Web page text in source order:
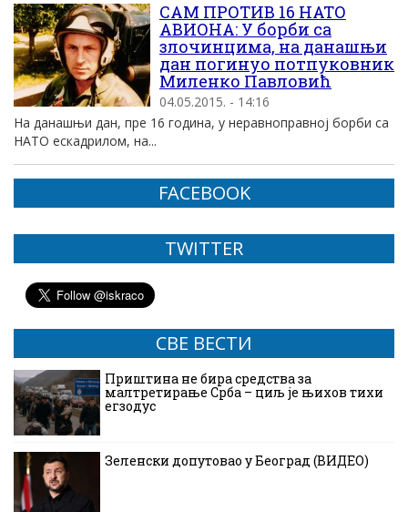
САМ ПРОТИВ 16 НАТО
АВИОНА: У борби са
злочинцима, на данашњи
дан погинуо потпуковник
Миленко Павловић
04.05.2015. - 14:16
На данашњи дан, пре 16 година, у неравноправној борби са
НАТО ескадрилом, на...
FACEBOOK
TWITTER
СВЕ ВЕСТИ
Приштина не бира средства за
малтретирање Срба – циљ је њихов тихи
егзодус
Зеленски допутовао у Београд (ВИДЕО)